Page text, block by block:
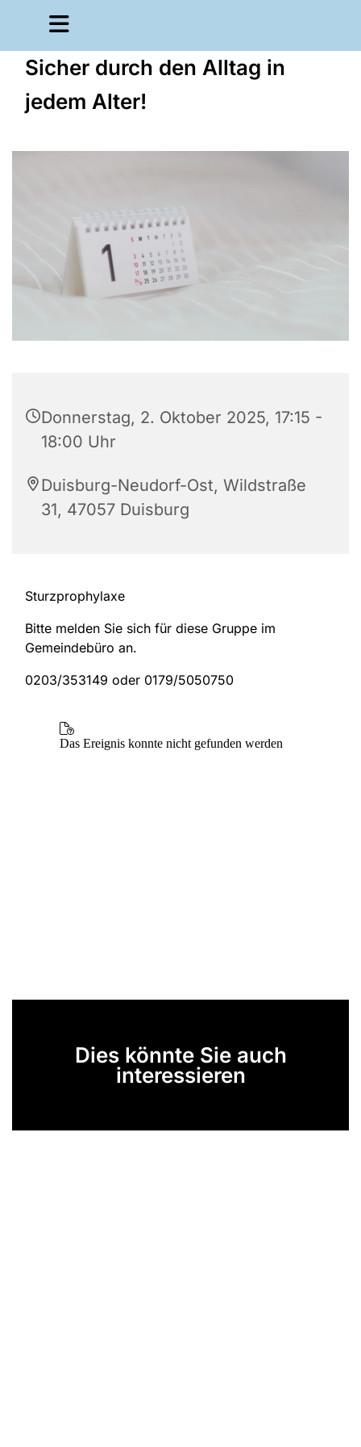
Sicher durch den Alltag in
jedem Alter!
Donnerstag, 2. Oktober 2025, 17:15 -
18:00 Uhr
Duisburg-Neudorf-Ost, Wildstraße
31, 47057 Duisburg
Sturzprophylaxe
Bitte melden Sie sich für diese Gruppe im
Gemeindebüro an.
0203/353149 oder 0179/5050750
Dies könnte Sie auch
interessieren